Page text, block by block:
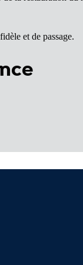
et de passage.